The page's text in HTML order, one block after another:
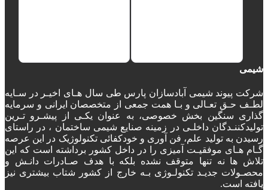
شیمی
شرکت پیوند شیمی آبادسازان پارس طی سال هـای اخیـر در سـایه
لطـف حـق تعـالی و بـا همت جمعی از متخصصان ایرانی و سرمایه
گذاری سنگین بخش خصوصی، به عنوان یکـی از پیشـرو تـرین
تولیدکننـدگان داخلـی در زمینه صنایع شیمی ساختمان ، در راستای
رسیدن به تولید علم، فن آوری و خودکفائی تکنولوژیک در این عرصه
گـام هـای موفقیـت آمیزی را در داخل کشور برداشته است که این
تلاش ها نه تنها متوقف نشده بلکه با هدف صـادرات دانـش و
محصـولات جدیـد تکنولـوژی بـه خارج از کشور شتاب بیشتری نیز
یافته است.